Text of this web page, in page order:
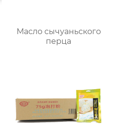
Масло сычуаньского
перца